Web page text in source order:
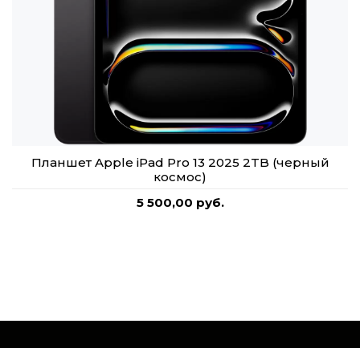
Планшет Apple iPad Pro 13 2025 2TB (черный
космос)
5 500,00 руб.